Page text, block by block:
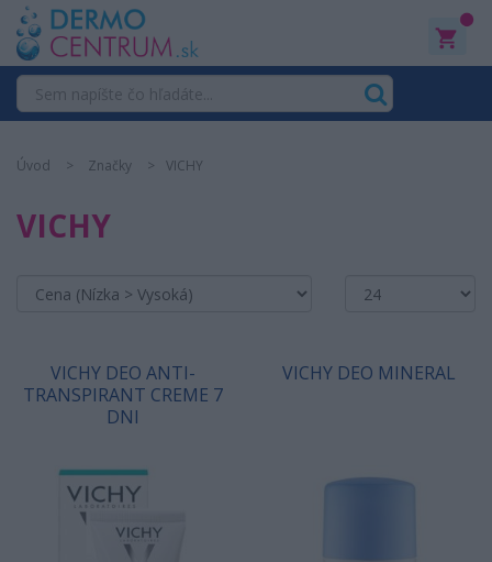
Úvod Značky VICHY
VICHY
VICHY DEO ANTI-
TRANSPIRANT CREME 7
DNI
VICHY DEO MINERAL